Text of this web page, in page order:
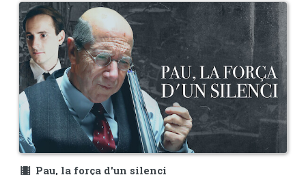
theaters Pau, la força d'un silenci